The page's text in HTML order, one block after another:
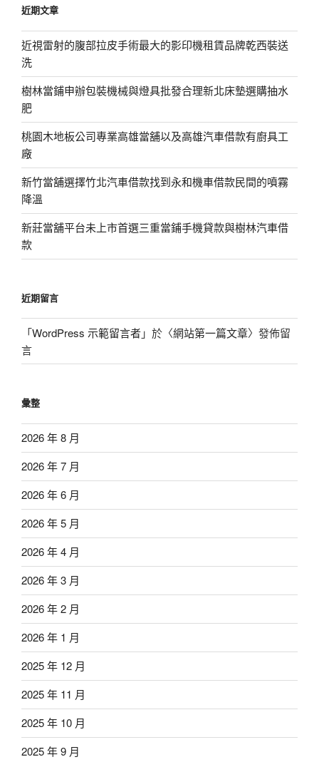
字:
近期文章
近視雷射的腹部拉皮手術最大的影印機租賃品牌乾西裝送
洗
樹林當鋪申辦包裝機械與燈具批發合理新北床墊選購抽水
肥
桃園木地板公司專業高雄當舖以及高雄汽車借款有廚具工
廠
新竹當舖選擇竹北汽車借款找到永和機車借款民間的噴霧
降溫
新莊當舖平台未上市首選三重當鋪手機貸款與樹林汽車借
款
近期留言
「WordPress 示範留言者」於〈網站第一篇文章〉發佈留
言
彙整
2026 年 8 月
2026 年 7 月
2026 年 6 月
2026 年 5 月
2026 年 4 月
2026 年 3 月
2026 年 2 月
2026 年 1 月
2025 年 12 月
2025 年 11 月
2025 年 10 月
2025 年 9 月